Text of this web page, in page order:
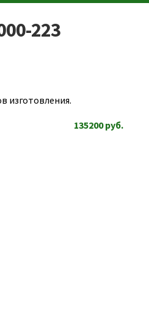
223
изготовления.
135200руб.